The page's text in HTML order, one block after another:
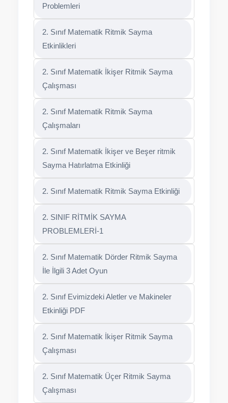
Problemleri
2. Sınıf Matematik Ritmik Sayma
Etkinlikleri
2. Sınıf Matematik İkişer Ritmik Sayma
Çalışması
2. Sınıf Matematik Ritmik Sayma
Çalışmaları
2. Sınıf Matematik İkişer ve Beşer ritmik
Sayma Hatırlatma Etkinliği
2. Sınıf Matematik Ritmik Sayma Etkinliği
2. SINIF RİTMİK SAYMA
PROBLEMLERİ-1
2. Sınıf Matematik Dörder Ritmik Sayma
İle İlgili 3 Adet Oyun
2. Sınıf Evimizdeki Aletler ve Makineler
Etkinliği PDF
2. Sınıf Matematik İkişer Ritmik Sayma
Çalışması
2. Sınıf Matematik Üçer Ritmik Sayma
Çalışması